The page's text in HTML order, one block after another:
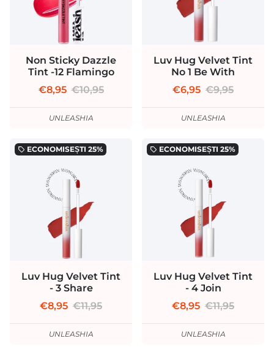
Non Sticky Dazzle
Tint -12 Flamingo
€8,95 €10,95
UNLEASHIA
Luv Hug Velvet Tint
No 1 Be With
€6,95 €9,95
UNLEASHIA
local_offer ECONOMISEȘTI 25%
Luv Hug Velvet Tint
- 3 Share
€8,95 €11,95
UNLEASHIA
local_offer ECONOMISEȘTI 25%
Luv Hug Velvet Tint
- 4 Join
€8,95 €11,95
UNLEASHIA